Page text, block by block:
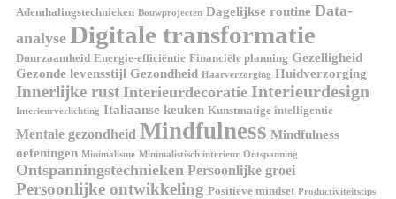
Ademhalingstechnieken Bouwprojecten Dagelijkse routine Data-
analyse Digitale transformatie
Duurzaamheid Energie-efficiëntie Financiële planning Gezelligheid
Gezonde levensstijl Gezondheid Haarverzorging Huidverzorging
Innerlijke rust Interieurdecoratie Interieurdesign
Interieurverlichting Italiaanse keuken Kunstmatige intelligentie
Mentale gezondheid Mindfulness Mindfulness
oefeningen Minimalisme Minimalistisch interieur Ontspanning
Ontspanningstechnieken Persoonlijke groei
Persoonlijke ontwikkeling Positieve mindset Productiviteitstips